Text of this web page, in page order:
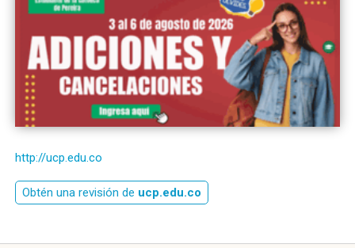
http://ucp.edu.co
Obtén una revisión de ucp.edu.co